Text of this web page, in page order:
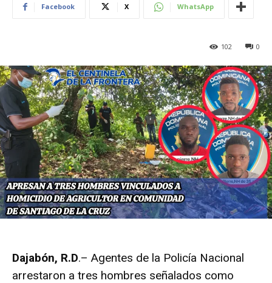
Facebook X WhatsApp
0
102
Dajabón, R.D.– Agentes de la Policía Nacional
arrestaron a tres hombres señalados como